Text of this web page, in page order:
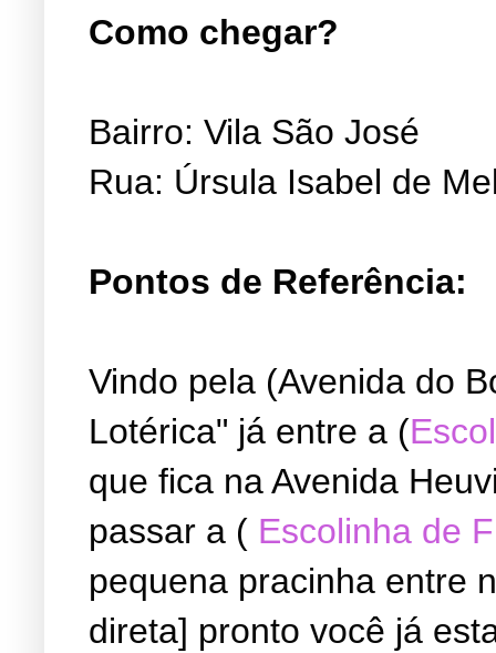
Como chegar?
Bairro: Vila São José
Rua: Úrsula Isabel de
Pontos de Referência:
Vindo pela (Avenida do
Lotérica" já entre a (
que fica na Avenida
passar a ( Escolinha de
pequena pracinha entre
direta] pronto você já